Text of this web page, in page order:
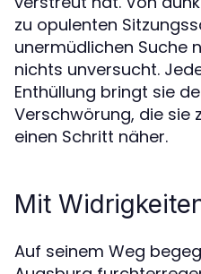
zu opulenten
unermüdlichen Suche
nichts unversucht.
Enthüllung bringt sie
Verschwörung, die sie
einen Schritt näher.
Mit
Auf seinem Weg